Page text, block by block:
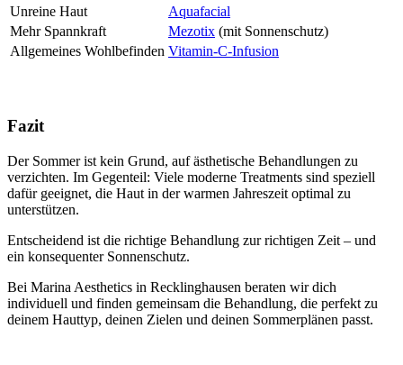
Unreine Haut
Aquafacial
Mehr Spannkraft
Mezotix (mit Sonnenschutz)
Allgemeines Wohlbefinden Vitamin-C-Infusion
Fazit
Der Sommer ist kein Grund, auf ästhetische Behandlungen zu
verzichten. Im Gegenteil: Viele moderne Treatments sind speziell
dafür geeignet, die Haut in der warmen Jahreszeit optimal zu
unterstützen.
Entscheidend ist die richtige Behandlung zur richtigen Zeit – und
ein konsequenter Sonnenschutz.
Bei Marina Aesthetics in Recklinghausen beraten wir dich
individuell und finden gemeinsam die Behandlung, die perfekt zu
deinem Hauttyp, deinen Zielen und deinen Sommerplänen passt.